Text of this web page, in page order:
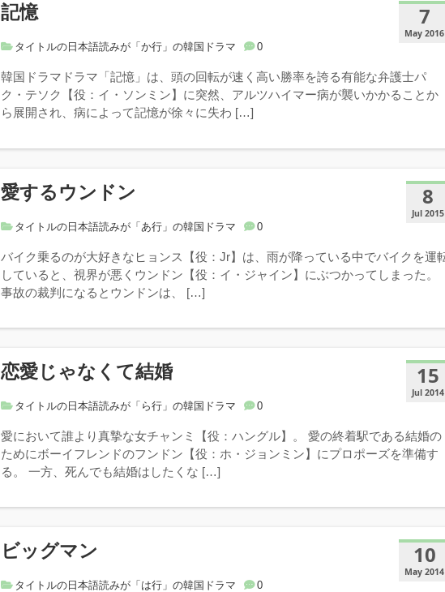
7
May 2016
記憶
タイトルの日本語読みが「か行」の韓国ドラマ 0
韓国ドラマドラマ「記憶」は、頭の回転が速く高い勝率を誇る有能な弁護士パ
ク・テソク【役：イ・ソンミン】に突然、アルツハイマー病が襲いかかることか
ら展開され、病によって記憶が徐々に失わ […]
8
Jul 2015
愛するウンドン
タイトルの日本語読みが「あ行」の韓国ドラマ 0
バイク乗るのが大好きなヒョンス【役：Jr】は、雨が降っている中でバイクを運
していると、視界が悪くウンドン【役：イ・ジャイン】にぶつかってしまった。
事故の裁判になるとウンドンは、 […]
15
Jul 2014
恋愛じゃなくて結婚
タイトルの日本語読みが「ら行」の韓国ドラマ 0
愛において誰より真摯な女チャンミ【役：ハングル】。 愛の終着駅である結婚の
ためにボーイフレンドのフンドン【役：ホ・ジョンミン】にプロポーズを準備す
る。 一方、死んでも結婚はしたくな […]
10
May 2014
ビッグマン
タイトルの日本語読みが「は行」の韓国ドラマ 0